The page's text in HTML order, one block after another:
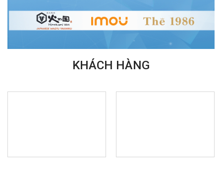
KHÁCH HÀNG